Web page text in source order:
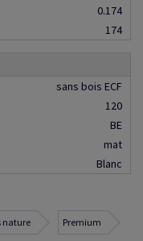
0.174
174
sans bois ECF
120
BE
mat
Blanc
nature Premium